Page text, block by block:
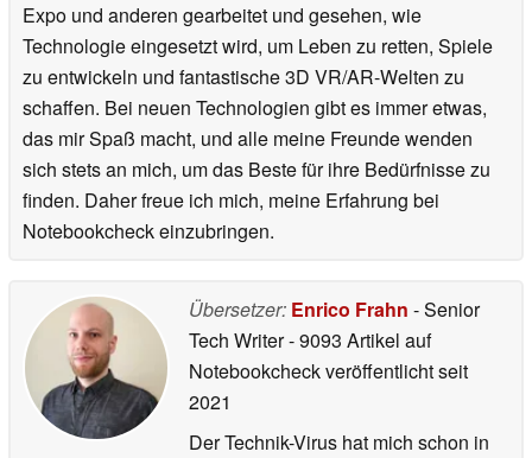
Expo und anderen gearbeitet und gesehen, wie
Technologie eingesetzt wird, um Leben zu retten, Spiele
zu entwickeln und fantastische 3D VR/AR-Welten zu
schaffen. Bei neuen Technologien gibt es immer etwas,
das mir Spaß macht, und alle meine Freunde wenden
sich stets an mich, um das Beste für ihre Bedürfnisse zu
finden. Daher freue ich mich, meine Erfahrung bei
Notebookcheck einzubringen.
Übersetzer: Enrico Frahn - Senior
Tech Writer- 9093 Artikel auf
Notebookcheck veröffentlichtseit
2021
Der Technik-Virus hat mich schon in